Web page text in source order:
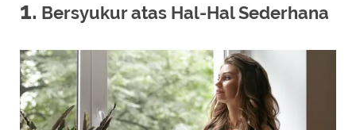
1. Bersyukur atas Hal-Hal Sederhana